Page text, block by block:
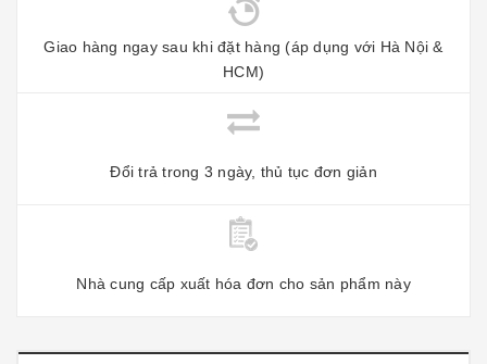
Giao hàng ngay sau khi đặt hàng (áp dụng với Hà Nội &
HCM)
Đổi trả trong 3 ngày, thủ tục đơn giản
Nhà cung cấp xuất hóa đơn cho sản phẩm này